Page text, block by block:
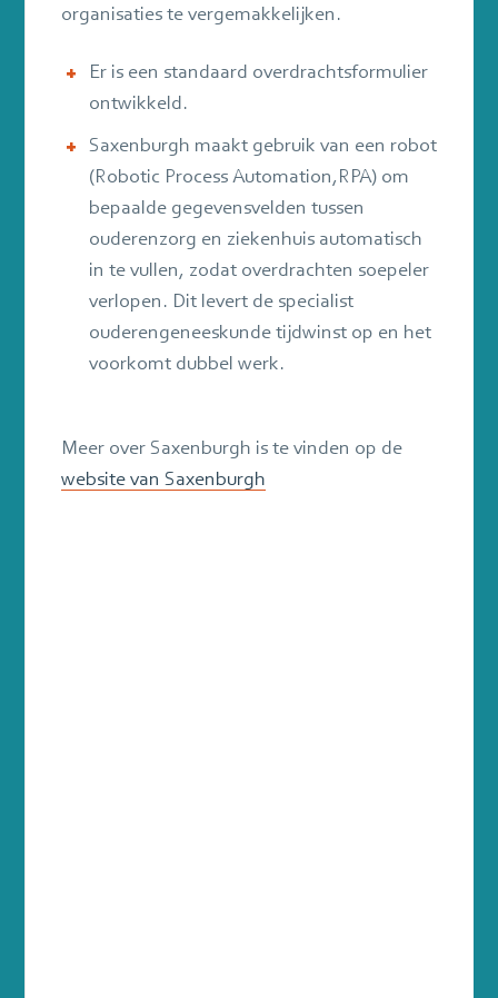
organisaties te vergemakkelijken.
Er is een standaard overdrachtsformulier
ontwikkeld.
Saxenburgh maakt gebruik van een robot
(Robotic Process Automation,RPA) om
bepaalde gegevensvelden tussen
ouderenzorg en ziekenhuis automatisch
in te vullen, zodat overdrachten soepeler
verlopen. Dit levert de specialist
ouderengeneeskunde tijdwinst op en het
voorkomt dubbel werk.
Meer over Saxenburgh is te vinden op de
website van Saxenburgh